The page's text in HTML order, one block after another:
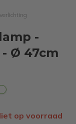
-
Ø 47cm
op voorraad